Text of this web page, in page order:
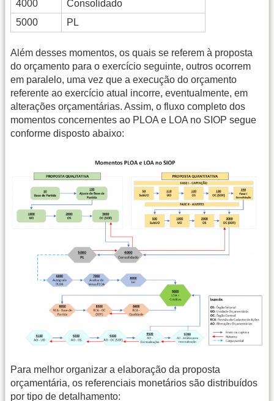
4000
Consolidado
5000
PL
Além desses momentos, os quais se referem à proposta
do orçamento para o exercício seguinte, outros ocorrem
em paralelo, uma vez que a execução do orçamento
referente ao exercício atual incorre, eventualmente, em
alterações orçamentárias. Assim, o fluxo completo dos
momentos concernentes ao PLOA e LOA no SIOP segue
conforme disposto abaixo:
Para melhor organizar a elaboração da proposta
orçamentária, os referenciais monetários são distribuídos
por tipo de detalhamento: